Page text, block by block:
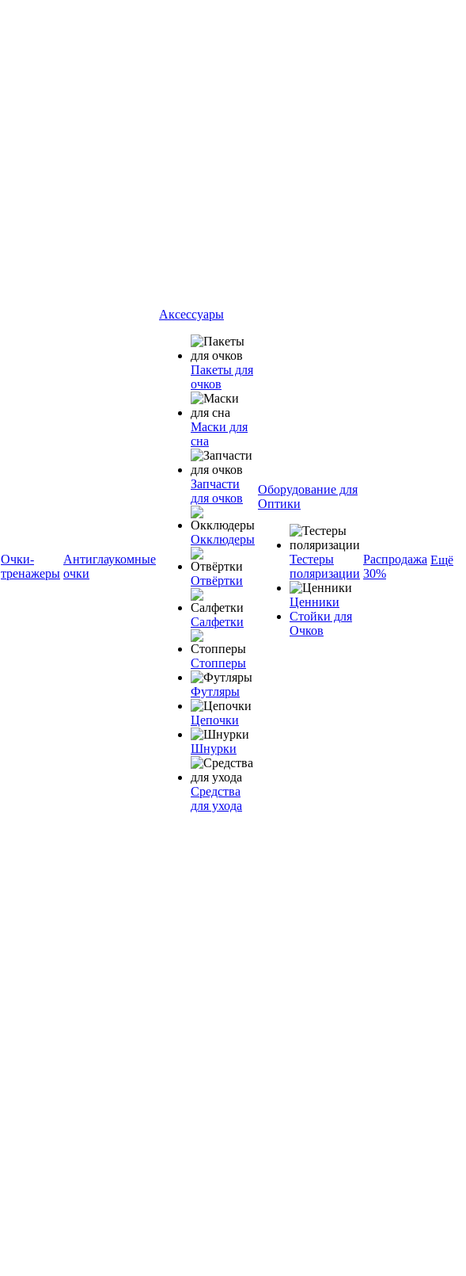
Очки-
тренажеры
Антиглаукомные
очки
Аксессуары
Пакеты для
очков
Маски для
сна
Запчасти
для очков
Окклюдеры
Отвёртки
Салфетки
Стопперы
Футляры
Цепочки
Шнурки
Средства
для ухода
Оборудование для
Оптики
Тестеры
поляризации
Ценники
Стойки для
Очков
Распродажа
30%
Ещё